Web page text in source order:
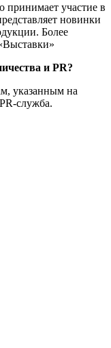
принимает участие в
новинки
Более
и PR?
указанным на
служба.